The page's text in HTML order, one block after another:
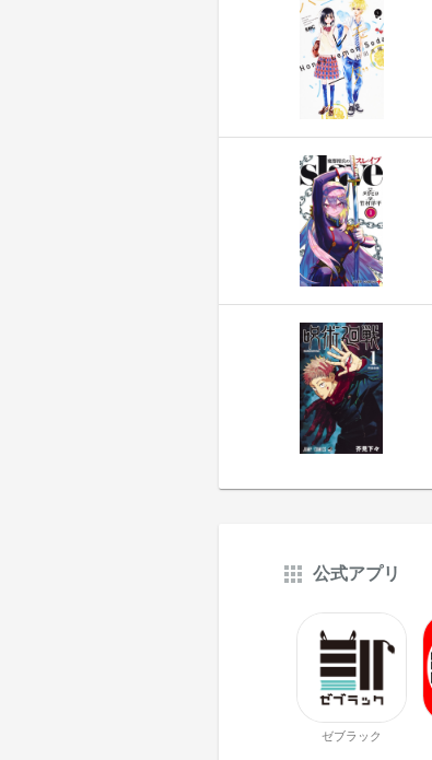
公式アプリ
ゼブラック